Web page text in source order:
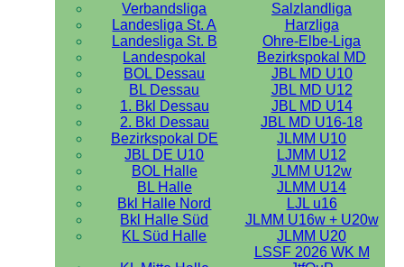
Verbandsliga
Salzlandliga
Landesliga St. A
Harzliga
Landesliga St. B
Ohre-Elbe-Liga
Landespokal
Bezirkspokal MD
BOL Dessau
JBL MD U10
BL Dessau
JBL MD U12
1. Bkl Dessau
JBL MD U14
2. Bkl Dessau
JBL MD U16-18
Bezirkspokal DE
JLMM U10
JBL DE U10
LJMM U12
BOL Halle
JLMM U12w
BL Halle
JLMM U14
Bkl Halle Nord
LJL u16
Bkl Halle Süd
JLMM U16w + U20w
KL Süd Halle
JLMM U20
LSSF 2026 WK M